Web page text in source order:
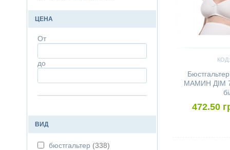
ЦЕНА
От
до
ВИД
бюстгальтер (338)
МАМИН ДІМ
472.50